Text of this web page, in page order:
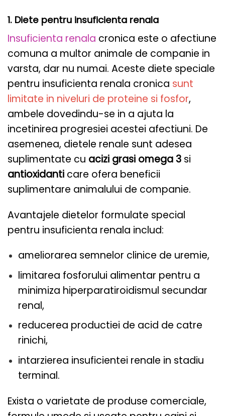
1. Diete pentru insuficienta renala
Insuficienta renala cronica este o afectiune
comuna a multor animale de companie in
varsta, dar nu numai. Aceste diete speciale
pentru insuficienta renala cronica sunt
limitate in niveluri de proteine ​​si fosfor,
ambele dovedindu-se in a ajuta la
incetinirea progresiei acestei afectiuni. De
asemenea, dietele renale sunt adesea
suplimentate cu acizi grasi omega 3 si
antioxidanti care ofera beneficii
suplimentare animalului de companie.
Avantajele dietelor formulate special
pentru insuficienta renala includ:
ameliorarea semnelor clinice de uremie,
limitarea fosforului alimentar pentru a
minimiza hiperparatiroidismul secundar
renal,
reducerea productiei de acid de catre
rinichi,
intarzierea insuficientei renale in stadiu
terminal.
Exista o varietate de produse comerciale,